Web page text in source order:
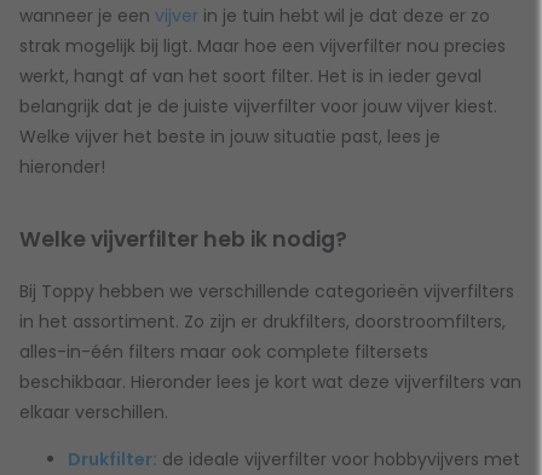
wanneer je een vijver in je tuin hebt wil je dat deze er zo
strak mogelijk bij ligt. Maar hoe een vijverfilter nou precies
werkt, hangt af van het soort filter. Het is in ieder geval
belangrijk dat je de juiste vijverfilter voor jouw vijver kiest.
Welke vijver het beste in jouw situatie past, lees je
hieronder!
Welke vijverfilter heb ik nodig?
Bij Toppy hebben we verschillende categorieën vijverfilters
in het assortiment. Zo zijn er drukfilters, doorstroomfilters,
alles-in-één filters maar ook complete filtersets
beschikbaar. Hieronder lees je kort wat deze vijverfilters van
elkaar verschillen.
Drukfilter: de ideale vijverfilter voor hobbyvijvers met